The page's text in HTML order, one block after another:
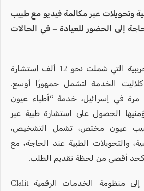
عبر مكالمة فيديو مع طبيب
إلى الحضور للعيادة – في الحالات
بعد نجاح المرحلة التجريبية التي شملت نحو 12 ألف استشارة
الخدمة لتشمل جمهورًا أوسع.
مرة في إسرائيل، خدمة “أطباء عيون
الحصول على استشارة طبية عبر
عيون مختص، تشمل التشخيص،
والتحويلات الطبية عند الحاجة، مع
كحد أقصى من لحظة تقديم الطلب.
وتنضم هذه الخدمة إلى منظومة الخدمات الرقمية Clalit